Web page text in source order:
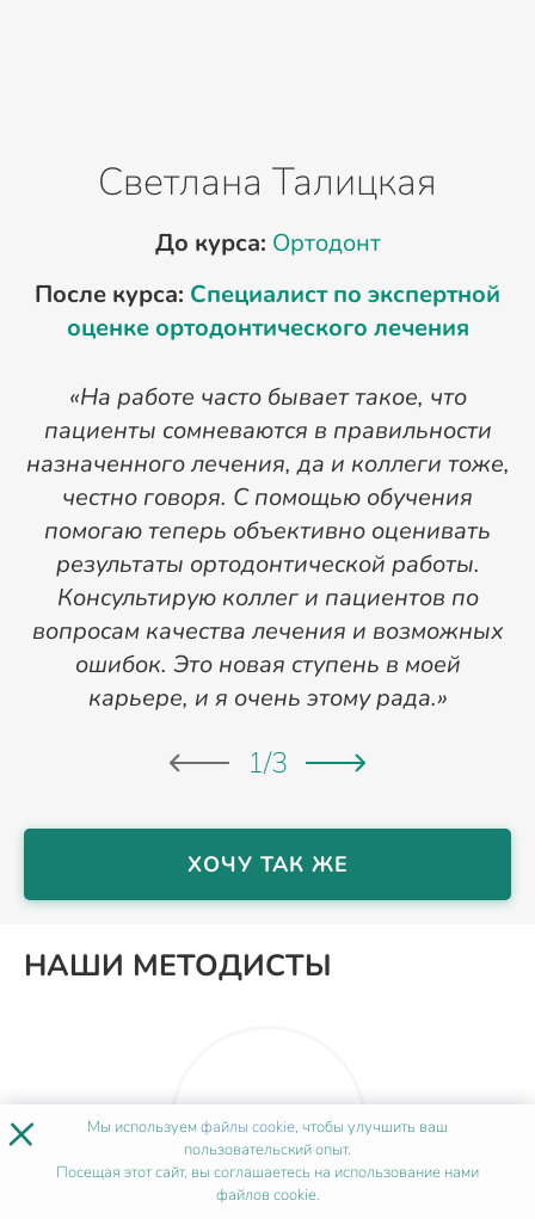
Светлана Талицкая
До курса: Ортодонт
После курса: Специалист по экспертной
оценке ортодонтического лечения
«На работе часто бывает такое, что
пациенты сомневаются в правильности
назначенного лечения, да и коллеги тоже,
честно говоря. С помощью обучения
помогаю теперь объективно оценивать
результаты ортодонтической работы.
Консультирую коллег и пациентов по
вопросам качества лечения и возможных
ошибок. Это новая ступень в моей
карьере, и я очень этому рада.»
1/3
ХОЧУ ТАК ЖЕ
НАШИ МЕТОДИСТЫ
× Мы используемфайлы cookie, чтобы улучшить ваш
пользовательский опыт.
Посещая этот сайт, вы соглашаетесь на использование нами
файлов cookie.